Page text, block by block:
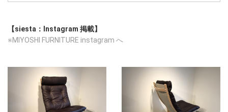
【siesta：Instagram 掲載】
※MIYOSHI FURNITURE instagram へ